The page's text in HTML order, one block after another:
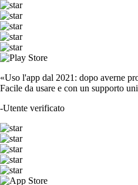
«Uso l'app dal 2021: dopo averne
Facile da usare e con un supporto
-Utente verificato